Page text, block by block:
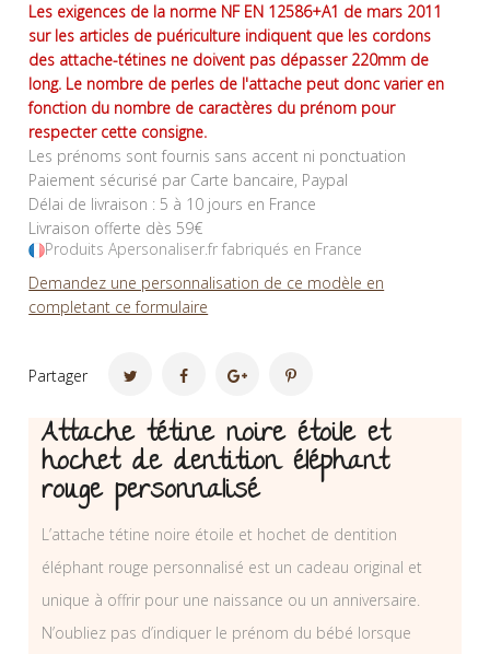
Les exigences de la norme NF EN 12586+A1 de mars 2011
sur les articles de puériculture indiquent que les cordons
des attache-tétines ne doivent pas dépasser 220mm de
long. Le nombre de perles de l'attache peut donc varier en
fonction du nombre de caractères du prénom pour
respecter cette consigne.
Les prénoms sont fournis sans accent ni ponctuation
Paiement sécurisé par Carte bancaire, Paypal
Délai de livraison : 5 à 10 jours en France
Livraison offerte dès 59€
Produits Apersonaliser.fr fabriqués en France
Demandez une personnalisation de ce modèle en
completant ce formulaire
Partager
Attache tétine noire étoile et
hochet de dentition éléphant
rouge personnalisé
L’attache tétine noire étoile et hochet de dentition
éléphant rouge personnalisé est un cadeau original et
unique à offrir pour une naissance ou un anniversaire.
N’oubliez pas d’indiquer le prénom du bébé lorsque